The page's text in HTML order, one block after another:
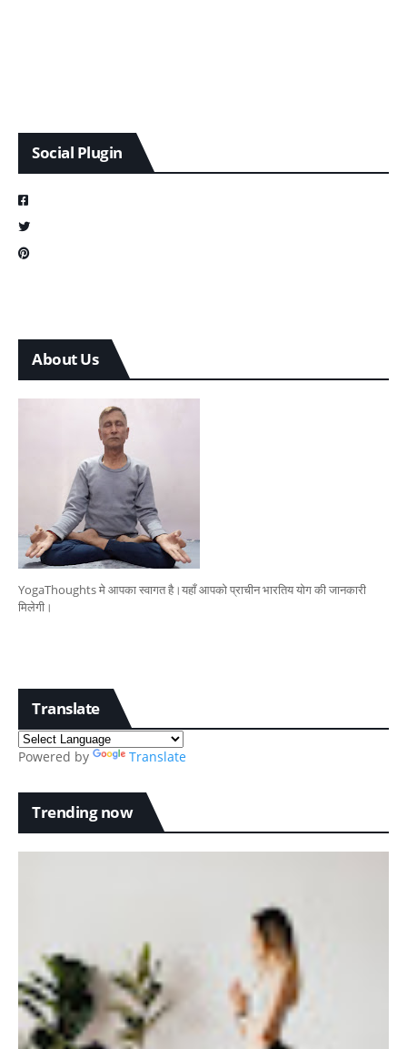
Social Plugin
About Us
YogaThoughts मे आपका स्वागत है।यहाँ आपको प्राचीन भारतिय योग की जानकारी
मिलेगी।
Translate
Powered by Translate
Trending now